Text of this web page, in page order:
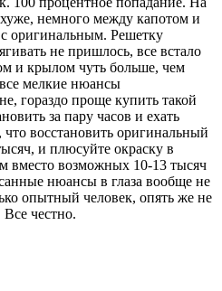
немного между капотом и
оригинальным. Решетку
не пришлось, все встало
и крылом чуть больше, чем
мелкие нюансы
гораздо проще купить такой
за пару часов и ехать
восстановить оригинальный
и плюсуйте окраску в
вместо возможных 10-13 тысяч
нюансы в глаза вообще не
опытный человек, опять же не
честно.